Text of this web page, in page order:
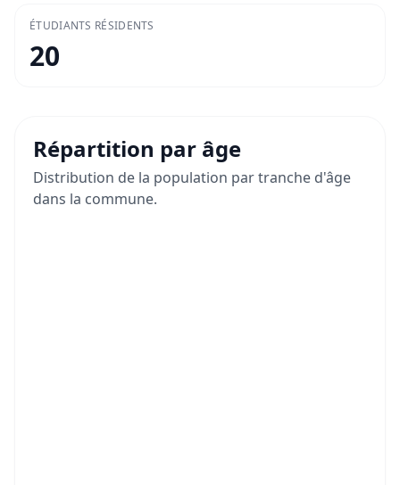
ÉTUDIANTS RÉSIDENTS
20
Répartition par âge
Distribution de la population par tranche d'âge
dans la commune.